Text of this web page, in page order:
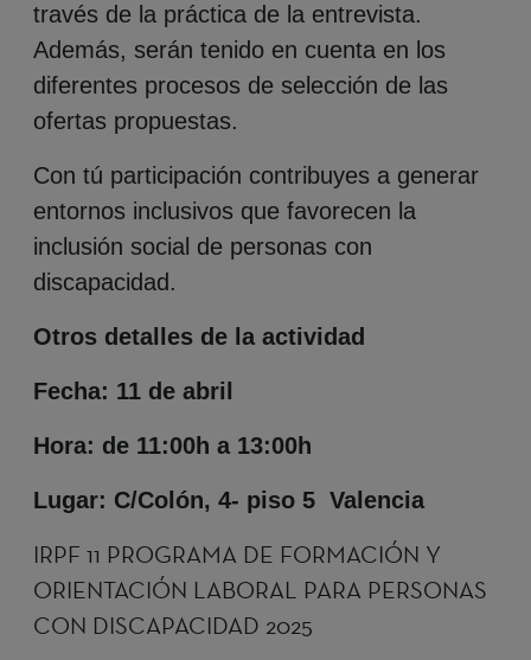
través de la práctica de la entrevista.
Además, serán tenido en cuenta en los
diferentes procesos de selección de las
ofertas propuestas.
Con tú participación contribuyes a generar
entornos inclusivos que favorecen la
inclusión social de personas con
discapacidad.
Otros detalles de la actividad
Fecha: 11 de abril
Hora: de 11:00h a 13:00h
Lugar: C/Colón, 4- piso 5 Valencia
IRPF 11 PROGRAMA DE FORMACIÓN Y
ORIENTACIÓN LABORAL PARA PERSONAS
CON DISCAPACIDAD 2025